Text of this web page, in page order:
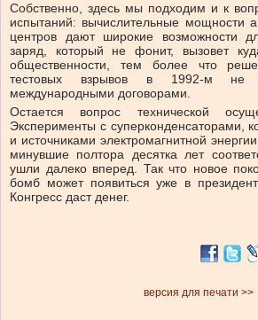
Собственно, здесь мы подходим и к
испытаний: вычислительные мощности
центров дают широкие возможности
заряд, который не фонит, вызовет
общественности, тем более что
тестовых взрывов в 1992-м не
международными договорами.
Остается вопрос технической
Эксперименты с суперконденсаторами,
и источниками электромагнитной
минувшие полтора десятка лет
ушли далеко вперед. Так что новое
бомб может появиться уже в
Конгресс даст денег.
версия для печати >>